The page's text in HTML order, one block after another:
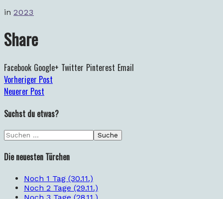
in 2023
Share
Facebook Google+ Twitter Pinterest Email
Vorheriger Post
Neuerer Post
Suchst du etwas?
Die neuesten Türchen
Noch 1 Tag (30.11.)
Noch 2 Tage (29.11.)
Noch 3 Tage (28.11.)